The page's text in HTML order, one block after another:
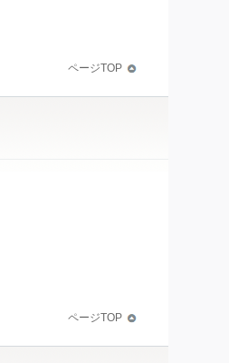
ページTOP
ページTOP